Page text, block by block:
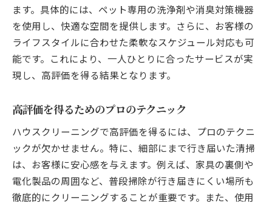
ます。具体的には、ペット専用の洗浄剤や消臭対策機器
を使用し、快適な空間を提供します。さらに、お客様の
ライフスタイルに合わせた柔軟なスケジュール対応も可
能です。これにより、一人ひとりに合ったサービスが実
現し、高評価を得る結果となります。
高評価を得るためのプロのテクニック
ハウスクリーニングで高評価を得るには、プロのテクニ
ックが欠かせません。特に、細部にまで行き届いた清掃
は、お客様に安心感を与えます。例えば、家具の裏側や
電化製品の周囲など、普段掃除が行き届きにくい場所も
徹底的にクリーニングすることが重要です。また、使用